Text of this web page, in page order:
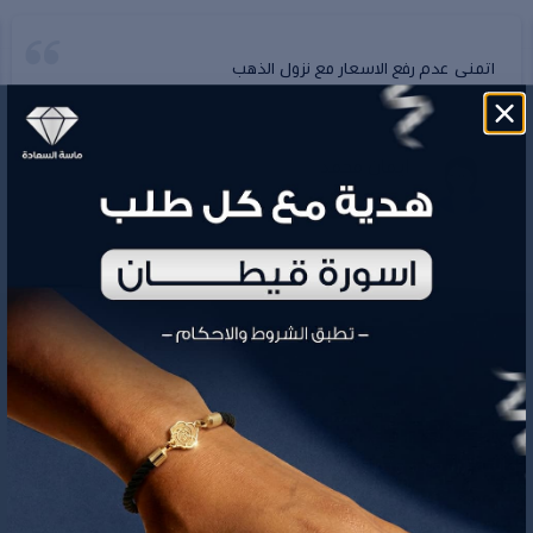
اتمنى عدم رفع الاسعار مع نزول الذهب
ماسة السعادة متجر سعودي متخصص في بيع الذهب والمجوهرات نمزج
بين الحاضر والماضي بقطع راقيه عصرية وحصرية